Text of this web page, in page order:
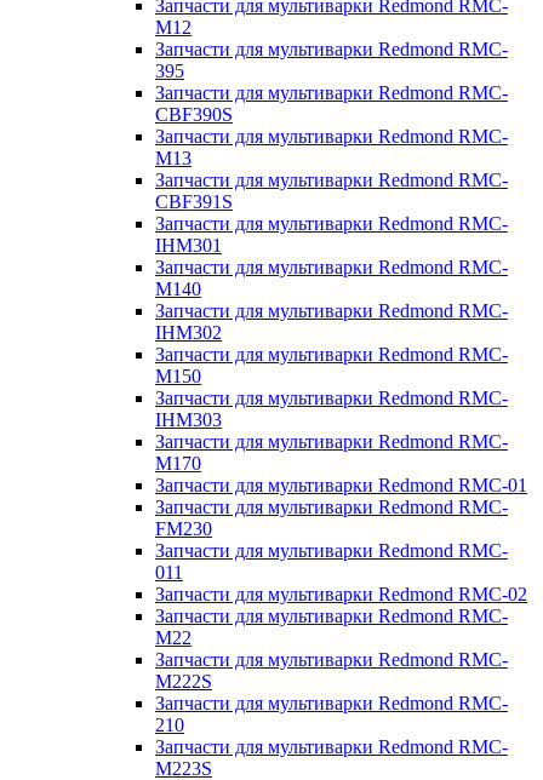
Запчасти для мультиварки Redmond RMC-
M12
Запчасти для мультиварки Redmond RMC-
395
Запчасти для мультиварки Redmond RMC-
CBF390S
Запчасти для мультиварки Redmond RMC-
M13
Запчасти для мультиварки Redmond RMC-
CBF391S
Запчасти для мультиварки Redmond RMC-
IHM301
Запчасти для мультиварки Redmond RMC-
M140
Запчасти для мультиварки Redmond RMC-
IHM302
Запчасти для мультиварки Redmond RMC-
M150
Запчасти для мультиварки Redmond RMC-
IHM303
Запчасти для мультиварки Redmond RMC-
M170
Запчасти для мультиварки Redmond RMC-01
Запчасти для мультиварки Redmond RMC-
FM230
Запчасти для мультиварки Redmond RMC-
011
Запчасти для мультиварки Redmond RMC-02
Запчасти для мультиварки Redmond RMC-
M22
Запчасти для мультиварки Redmond RMC-
M222S
Запчасти для мультиварки Redmond RMC-
210
Запчасти для мультиварки Redmond RMC-
M223S